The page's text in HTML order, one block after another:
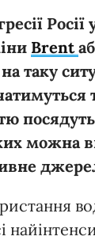
Brent
таку
можна